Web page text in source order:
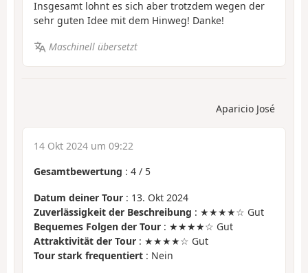
Insgesamt lohnt es sich aber trotzdem wegen der
sehr guten Idee mit dem Hinweg! Danke!
Maschinell übersetzt
Aparicio José
14 Okt 2024 um 09:22
Gesamtbewertung : 4 / 5
Datum deiner Tour : 13. Okt 2024
Zuverlässigkeit der Beschreibung : ★★★★☆ Gut
Bequemes Folgen der Tour : ★★★★☆ Gut
Attraktivität der Tour : ★★★★☆ Gut
Tour stark frequentiert : Nein